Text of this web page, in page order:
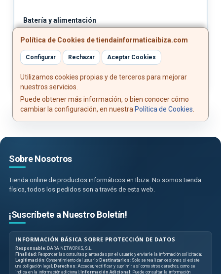
Batería y alimentación
Cargador: 45 W
Política de Cookies de tiendainformaticaibiza.com
Configurar Rechazar Aceptar Cookies
Utilizamos cookies propias y de terceros para mejorar
nuestros servicios.
Puede obtener más información, o bien conocer cómo
cambiar la configuración, en nuestra Política de Cookies
Sobre Nosotros
Tienda online de productos informáticos en Ibiza. No somos tienda
física, todos los pedidos son a través de esta web.
¡Suscríbete a Nuestro Boletín!
INFORMACIÓN BÁSICA SOBRE PROTECCIÓN DE DATOS
Responsable: DARA NETWORKS, S.L.
Finalidad : Responder las consultas planteadas por el usuario y enviarle la información solicitada;
Legitimación: Consentimiento del usuario; Destinatarios: Solo se realizan cesiones si existe
una obligación legal; Derechos: Acceder, rectificar y suprimir, así como otros derechos, como se
indica en la información adicional; Información Adicional : Puede consultar la información